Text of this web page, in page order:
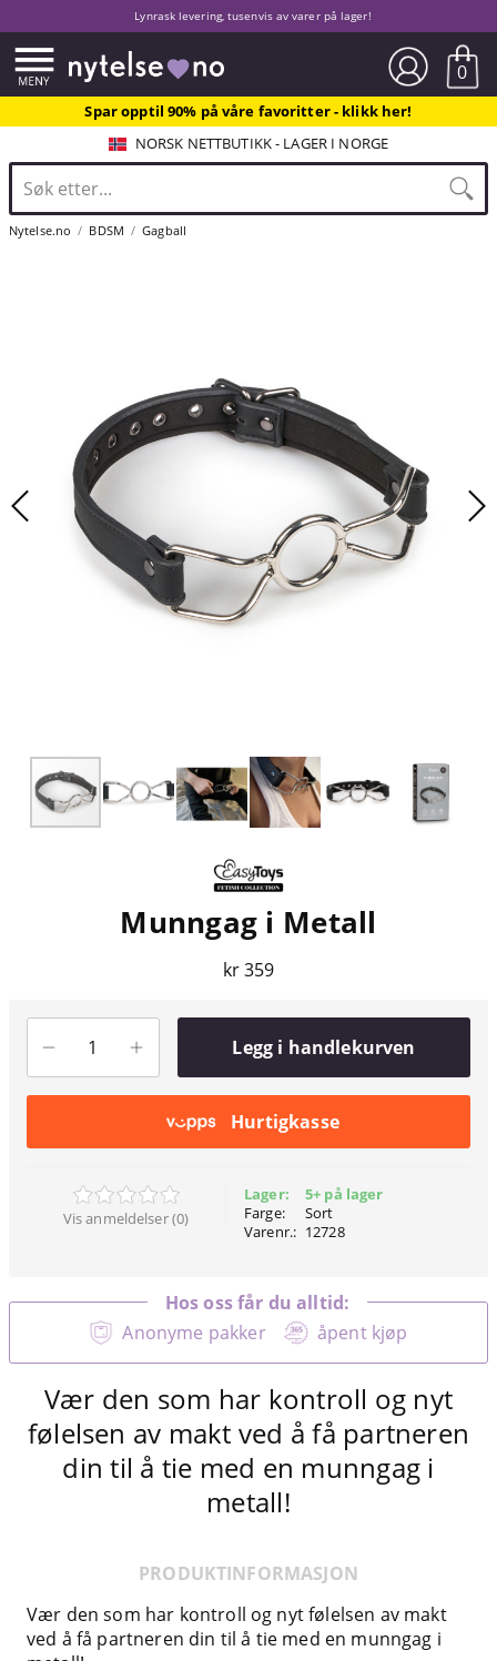
Lynrask levering, tusenvis av varer på lager!
0
Spar opptil 90% på våre favoritter - klikk her!
NORSK NETTBUTIKK - LAGER I NORGE
Nytelse.no BDSM Gagball
Munngag i Metall
kr 359
Legg i handlekurven
Hurtigkasse
Vis anmeldelser (0)
Lager:
Farge:
Varenr.:
5+ på lager
Sort
12728
Anonyme pakker åpent kjøp
Hos oss får du alltid:
Vær den som har kontroll og nyt
følelsen av makt ved å få partneren
din til å tie med en munngag i
metall!
PRODUKTINFORMASJON
Vær den som har kontroll og nyt følelsen av makt
ved å få partneren din til å tie med en munngag i